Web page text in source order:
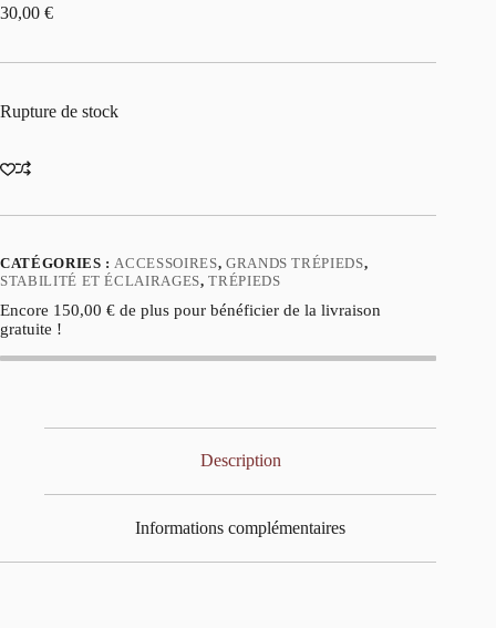
30,00 €
Rupture de stock
CATÉGORIES : ACCESSOIRES, GRANDS TRÉPIEDS,
STABILITÉ ET ÉCLAIRAGES,TRÉPIEDS
Encore 150,00 € de plus pour bénéficier de la livraison
gratuite !
Description
Informations complémentaires